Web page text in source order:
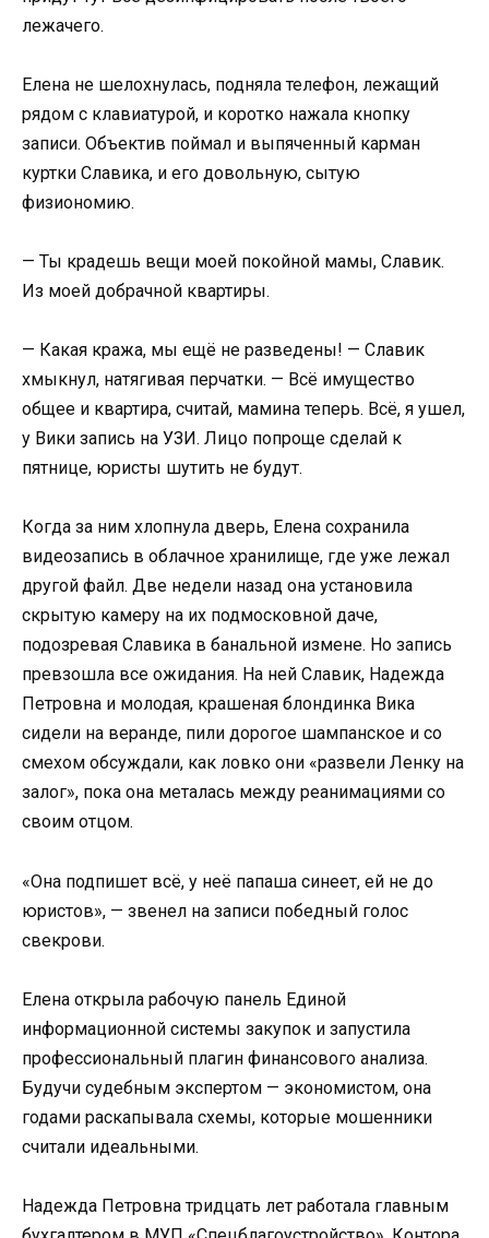
лежачего.
Елена не шелохнулась, подняла телефон, лежащий
рядом с клавиатурой, и коротко нажала кнопку
записи. Объектив поймал и выпяченный карман
куртки Славика, и его довольную, сытую
физиономию.
— Ты крадешь вещи моей покойной мамы, Славик.
Из моей добрачной квартиры.
— Какая кража, мы ещё не разведены! — Славик
хмыкнул, натягивая перчатки. — Всё имущество
общее и квартира, считай, мамина теперь. Всё, я ушел,
у Вики запись на УЗИ. Лицо попроще сделай к
пятнице, юристы шутить не будут.
Когда за ним хлопнула дверь, Елена сохранила
видеозапись в облачное хранилище, где уже лежал
другой файл. Две недели назад она установила
скрытую камеру на их подмосковной даче,
подозревая Славика в банальной измене. Но запись
превзошла все ожидания. На ней Славик, Надежда
Петровна и молодая, крашеная блондинка Вика
сидели на веранде, пили дорогое шампанское и со
смехом обсуждали, как ловко они «развели Ленку на
залог», пока она металась между реанимациями со
своим отцом.
«Она подпишет всё, у неё папаша синеет, ей не до
юристов», — звенел на записи победный голос
свекрови.
Елена открыла рабочую панель Единой
информационной системы закупок и запустила
профессиональный плагин финансового анализа.
Будучи судебным экспертом — экономистом, она
годами раскапывала схемы, которые мошенники
считали идеальными.
Надежда Петровна тридцать лет работала главным